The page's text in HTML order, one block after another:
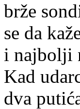
brže
se da
i najbolji
Kad
dva